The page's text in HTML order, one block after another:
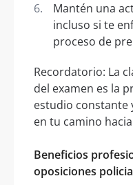
Mantén una
incluso si te
proceso de
Recordatorio: La
del examen es la
estudio constante
en tu camino
Beneficios
oposiciones